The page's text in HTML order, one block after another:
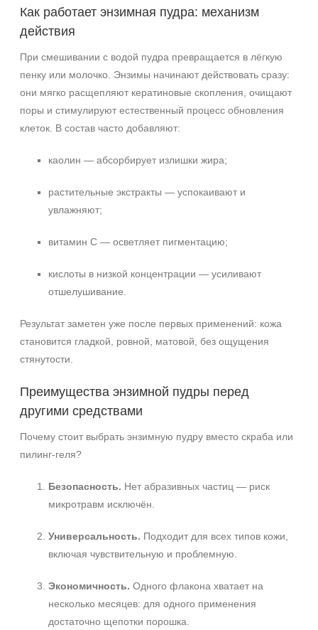
Ингредиенты
Алоэ
Витамин C
Каолин
Показать еще
Время применения
Пилинг
Как работает энзимная пудра: механизм
действия
При смешивании с водой пудра превращается в лёгкую
пенку или молочко. Энзимы начинают действовать сразу:
они мягко расщепляют кератиновые скопления, очищают
поры и стимулируют естественный процесс обновления
клеток. В состав часто добавляют:
каолин — абсорбирует излишки жира;
растительные экстракты — успокаивают и
увлажняют;
витамин С — осветляет пигментацию;
кислоты в низкой концентрации — усиливают
отшелушивание.
Результат заметен уже после первых применений: кожа
становится гладкой, ровной, матовой, без ощущения
стянутости.
Преимущества энзимной пудры перед
другими средствами
Почему стоит выбрать энзимную пудру вместо скраба или
пилинг-геля?
Безопасность. Нет абразивных частиц — риск
микротравм исключён.
Универсальность. Подходит для всех типов кожи,
включая чувствительную и проблемную.
Экономичность. Одного флакона хватает на
несколько месяцев: для одного применения
достаточно щепотки порошка.